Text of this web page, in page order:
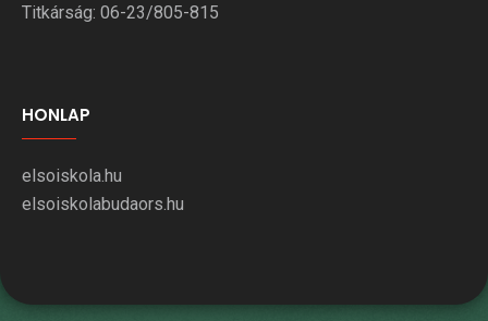
Titkárság: 06-23/805-815
HONLAP
elsoiskola.hu
elsoiskolabudaors.hu